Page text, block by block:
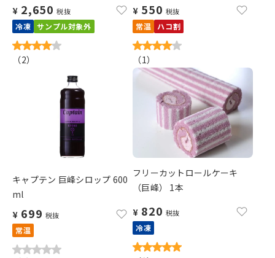
¥ 2,650 税抜
冷凍 サンプル対象外
（2）
¥ 550 税抜
常温 ハコ割
（1）
キャプテン 巨峰シロップ 600
ml
¥ 699 税抜
常温
フリーカットロールケーキ
（巨峰） 1本
¥ 820 税抜
冷凍